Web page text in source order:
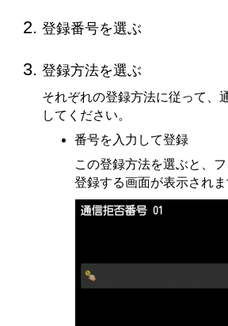
登録番号を選ぶ
登録方法を選ぶ
それぞれの登録方法に従って、
してください。
番号を入力して登録
この登録方法を選ぶと、
登録する画面が表示されま